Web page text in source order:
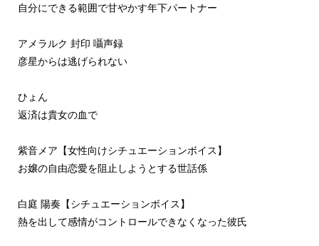
自分にできる範囲で甘やかす年下パートナー
アメラルク 封印 囁声録
彦星からは逃げられない
ひょん
返済は貴女の血で
紫音メア【女性向けシチュエーションボイス】
お嬢の自由恋愛を阻止しようとする世話係
白庭 陽奏【シチュエーションボイス】
熱を出して感情がコントロールできなくなった彼氏